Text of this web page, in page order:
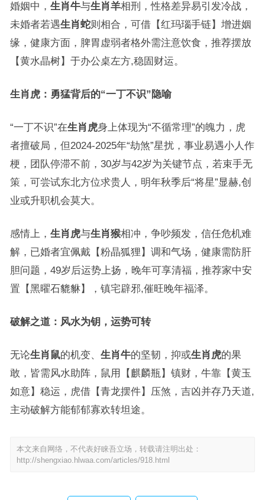
婚姻中， 生肖牛与生肖羊相刑，性格差异易引发冷战，
未婚者若遇生肖蛇则相合，可借【红玛瑙手链】增进姻
缘，健康方面，脾胃虚弱者格外需注意饮食，推荐摆放
【黄水晶树】于办公桌左方,稳固财运。
生肖虎：勇猛背后的“一丁不识”隐喻
“一丁不识”在生肖虎身上体现为“不循常理”的魄力，虎
者擅破局，但2024-2025年“劫煞”星扰，事业易遇小人作
梗，团队停滞不前，30岁与42岁为关键节点，若束手无
策，可尝试东北方位求贵人，明年秋季后“将星”显赫,创
业或升职机会莫大。
感情上， 生肖虎与生肖猴相冲，争吵频发，信任危机难
解，已婚者宜佩戴【粉晶狐狸】调和气场，健康需防肝
胆问题，49岁后运势上扬，晚年可享清福，推荐家中安
置【黑曜石貔貅】，镇宅辟邪,催旺晚年福泽。
破解之道：风水为钥，运势可转
无论生肖鼠的机变、 生肖牛的坚韧，抑或生肖虎的果
敢，皆需风水助阵，鼠用【麒麟瓶】镇财，牛靠【黄玉
如意】稳运，虎借【青龙摆件】压煞，吉凶并存乃天道,
主动破解方能郁郁寡欢转坦途。
本文来自网络，不代表好睐吾立场，转载请注明出处：
http://shengxiao.hlwaa.com/articles/918.html